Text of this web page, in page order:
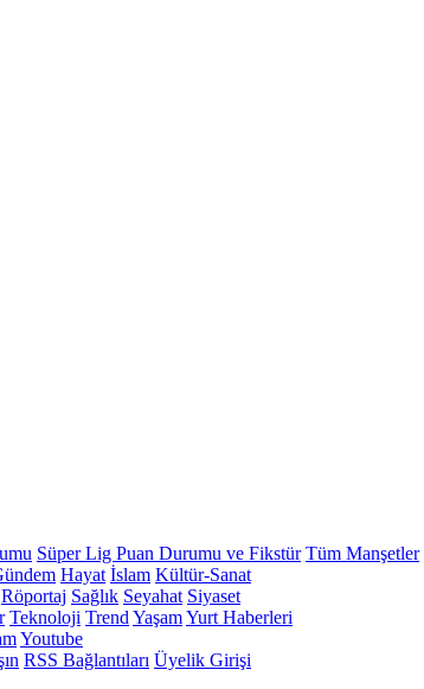
Süper Lig Puan Durumu ve Fikstür Tüm Manşetler
Hayat İslam Kültür-Sanat
Röportaj Sağlık Seyahat Siyaset
Teknoloji Trend YaşamYurt Haberleri
Youtube
RSS Bağlantıları Üyelik Girişi